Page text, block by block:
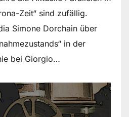
Zeit“ sind zufällig.
Simone Dorchain über
in der
bei Giorgio…